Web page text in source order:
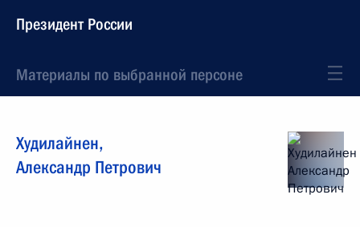
Президент России
Материалы по выбранной персоне
Худилайнен,
Александр Петрович